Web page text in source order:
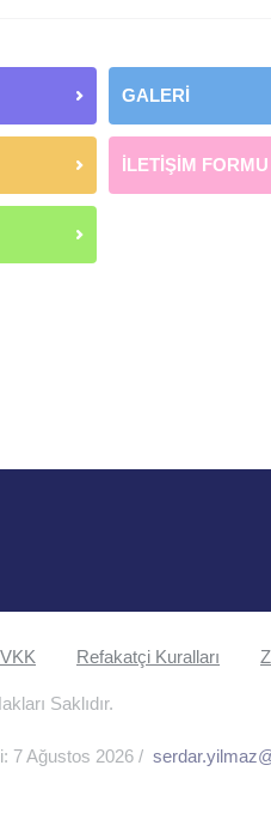
GALERİ
İLETİŞİM FORMU
Refakatçi Kuralları
Saklıdır.
7 Ağustos 2026 /